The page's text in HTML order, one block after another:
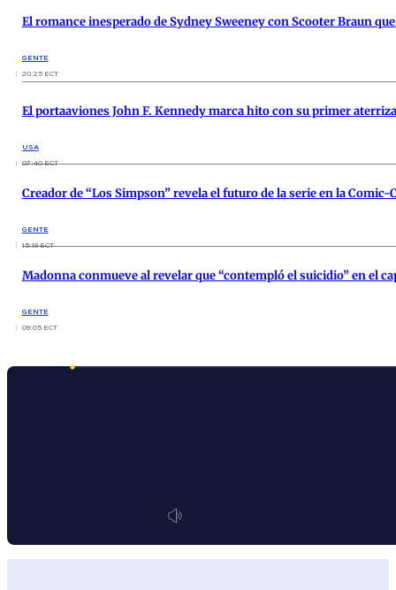
El romance inesperado de Sydney Sweeney con Scooter Braun
GENTE
20:25 ECT
El portaaviones John F. Kennedy marca hito con su primer
USA
07:40 ECT
Creador de “Los Simpson” revela el futuro de la serie en la Comic-
GENTE
15:19 ECT
Madonna conmueve al revelar que “contempló el suicidio” en el
GENTE
09:05 ECT